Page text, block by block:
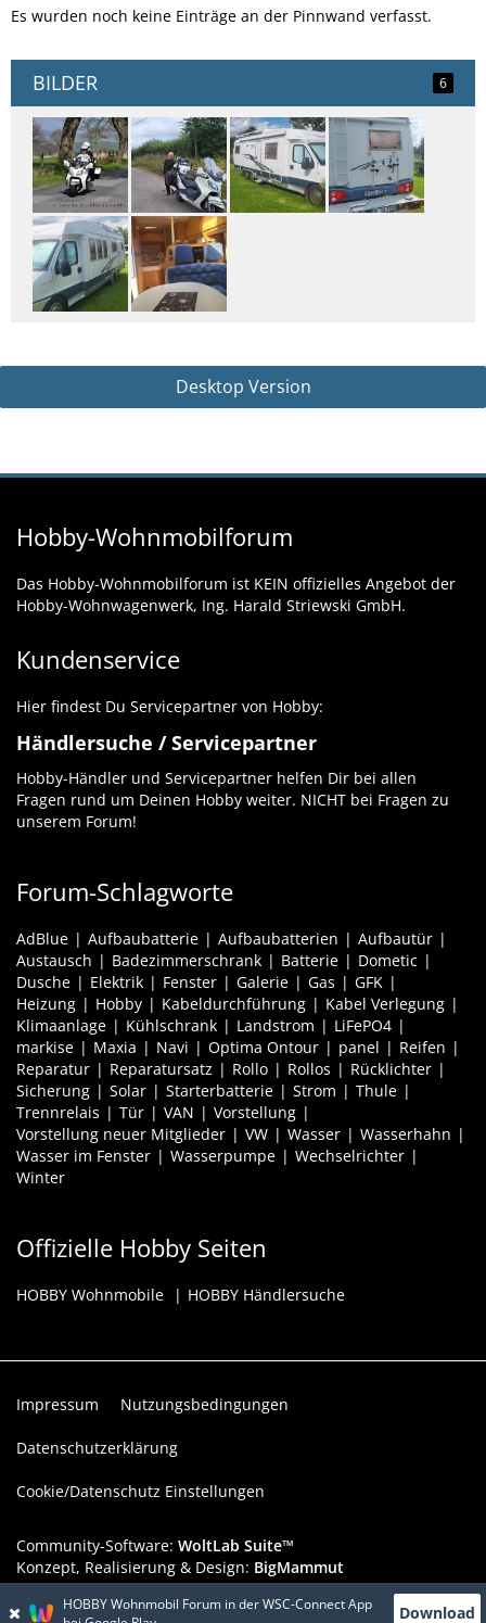
Es wurden noch keine Einträge an der Pinnwand verfasst.
BILDER 6
Desktop Version
Hobby-Wohnmobilforum
Das Hobby-Wohnmobilforum ist KEIN offizielles Angebot der
Hobby-Wohnwagenwerk, Ing. Harald Striewski GmbH.
Kundenservice
Hier findest Du Servicepartner von Hobby:
Händlersuche / Servicepartner
Hobby-Händler und Servicepartner helfen Dir bei allen
Fragen rund um Deinen Hobby weiter. NICHT bei Fragen zu
unserem Forum!
Forum-Schlagworte
AdBlue Aufbaubatterie Aufbaubatterien
Aufbautür
Austausch
Badezimmerschrank Batterie
Dometic
Dusche
Elektrik Fenster Galerie Gas
GFK
Heizung
Hobby Kabeldurchführung
Kabel Verlegung
Klimaanlage
Kühlschrank Landstrom
LiFePO4
markise
Maxia Navi Optima Ontour panel
Reifen
Reparatur
Reparatursatz Rollo Rollos
Rücklichter
Sicherung
Solar Starterbatterie Strom
Thule
Trennrelais
Tür VAN
Vorstellung
Vorstellung neuer Mitglieder
VW Wasser
Wasserhahn
Wasser im Fenster
Wasserpumpe
Wechselrichter
Winter
Offizielle Hobby Seiten
HOBBY Wohnmobile HOBBY Händlersuche
Impressum Nutzungsbedingungen
Datenschutzerklärung
Cookie/Datenschutz Einstellungen
Community-Software: WoltLab Suite™
Konzept, Realisierung & Design: BigMammut
Werbelink: Dieser Werbeplatz ist verfügbar!
HOBBY Wohnmobil Forum in der WSC-Connect App
Download